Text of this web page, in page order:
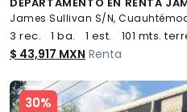
James Sullivan S/N,
3 rec. 1 ba. 1 est. 101 mts.
$ 43,917 MXN Renta
30%
Slide 1 of 5